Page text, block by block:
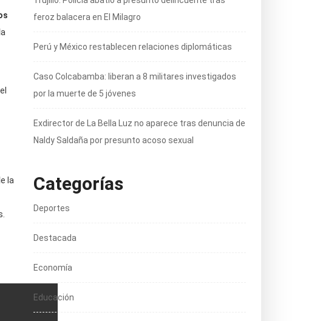
la
feroz balacera en El Milagro
Perú y México restablecen relaciones diplomáticas
Caso Colcabamba: liberan a 8 militares investigados
por la muerte de 5 jóvenes
Exdirector de La Bella Luz no aparece tras denuncia de
Naldy Saldaña por presunto acoso sexual
Categorías
Deportes
Destacada
Economía
Educación